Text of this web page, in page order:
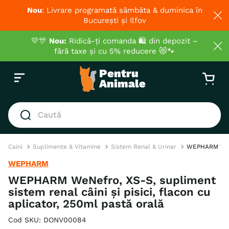
Nou: Livrare programată sâmbăta & duminica în
București și Ilfov
💛🎊 Nou: Ridică-ți comanda 🛍️ din depozit –
fără taxe și cu 5% reducere 😻🐾
Caută
3. hrana uscata pisici
4. recompense
Caini Suplimente & Vitamine Sistem Renal & Urinar WEPHARM
WEPHARM
WEPHARM WeNefro, XS-S, supliment
sistem renal câini și pisici, flacon cu
aplicator, 250ml pastă orală
Cod SKU: DONV00084